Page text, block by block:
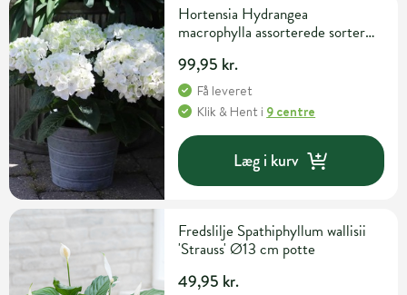
Hortensia Hydrangea
macrophylla assorterede sorter
99,95 kr.
Få leveret
Klik & Hent i 9 centre
Læg i kurv
Fredslilje Spathiphyllum wallisii
'Strauss' Ø13 cm potte
49,95 kr.